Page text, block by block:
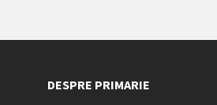
DESPRE PRIMARIE